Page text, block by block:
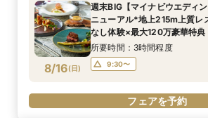
8/16(日)
週末BIG【マイナビウエディ
ニューアル*地上215m上質レ
なし体験×最大120万豪華特典
所要時間：3時間程度
9:30〜
フェアを予約